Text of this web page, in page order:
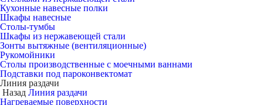
Кухонные навесные полки
Шкафы навесные
Столы-тумбы
Шкафы из нержавеющей стали
Зонты вытяжные (вентиляционные)
Рукомойники
Столы производственные с моечными ваннами
Подставки под пароконвектомат
Линия раздачи
Назад Линия раздачи
Нагреваемые поверхности